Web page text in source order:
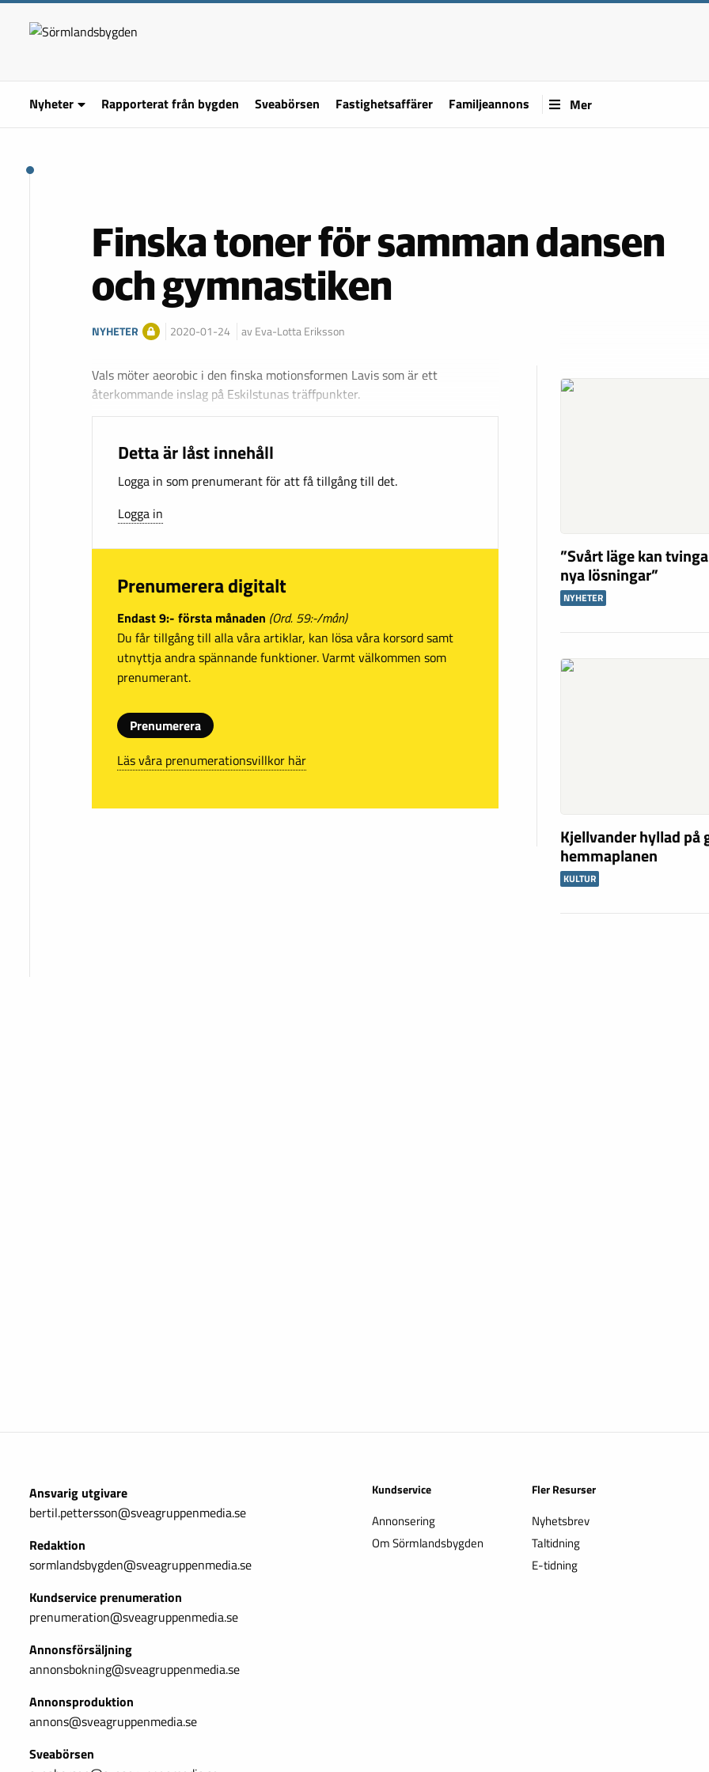
Nyheter Rapporterat från bygden Sveabörsen Fastighetsaffärer Familjeannons Mer
Finska toner för samman dansen
och gymnastiken
NYHETER 2020-01-24 av Eva-Lotta Eriksson
Vals möter aeorobic i den finska motionsformen Lavis som är ett
återkommande inslag på Eskilstunas träffpunkter.
Detta är låst innehåll
Logga in som prenumerant för att få tillgång till det.
Logga in
Prenumerera digitalt
Endast 9:- första månaden (Ord. 59:-/mån)
Du får tillgång till alla våra artiklar, kan lösa våra korsord samt
utnyttja andra spännande funktioner. Varmt välkommen som
prenumerant.
Prenumerera
Läs våra prenumerationsvillkor här
”Svårt läge kan
nya lösningar”
NYHETER
Kjellvander hyllad på
hemmaplanen
KULTUR
Ansvarig utgivare
bertil.pettersson@sveagruppenmedia.se
Redaktion
sormlandsbygden@sveagruppenmedia.se
Kundservice prenumeration
prenumeration@sveagruppenmedia.se
Annonsförsäljning
annonsbokning@sveagruppenmedia.se
Annonsproduktion
annons@sveagruppenmedia.se
Sveabörsen
Kundservice
Annonsering
Om Sörmlandsbygden
Fler Resurser
Nyhetsbrev
Taltidning
E-tidning